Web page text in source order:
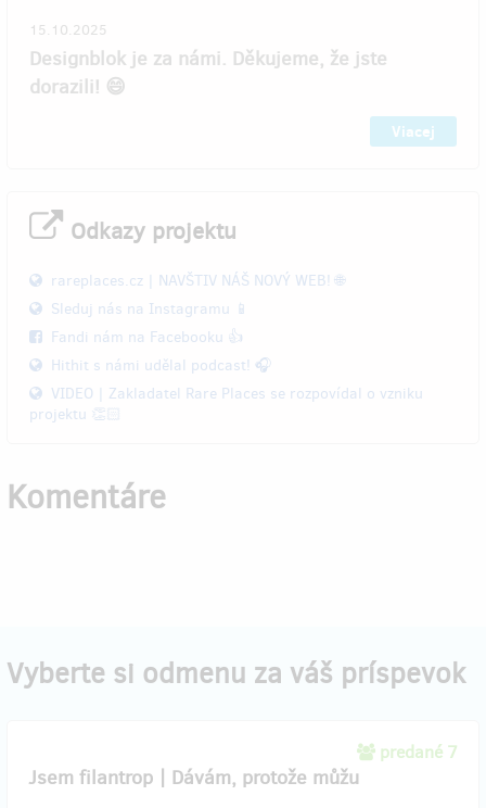
15.10.2025
Designblok je za námi. Děkujeme, že jste
dorazili! 😄
Viacej
Odkazy projektu
rareplaces.cz | NAVŠTIV NÁŠ NOVÝ WEB! 🌐
Sleduj nás na Instagramu 📱
Fandi nám na Facebooku 👍
Hithit s námi udělal podcast! 🎧
VIDEO | Zakladatel Rare Places se rozpovídal o vzniku
projektu 👏🏻
Komentáre
Vyberte si odmenu za váš príspevok
predané 7
Jsem filantrop | Dávám, protože můžu